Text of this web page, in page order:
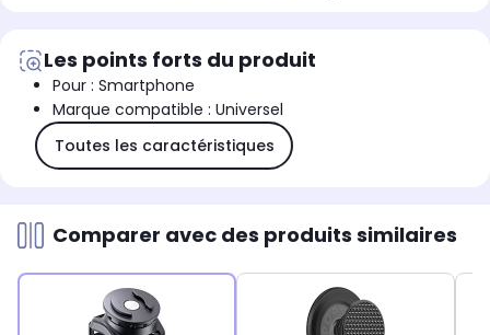
Les points forts du produit
Pour : Smartphone
Marque compatible : Universel
Toutes les caractéristiques
Comparer avec des produits similaires